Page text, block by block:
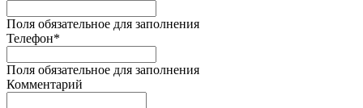
Поля обязательное для заполнения
Телефон*
Поля обязательное для заполнения
Комментарий